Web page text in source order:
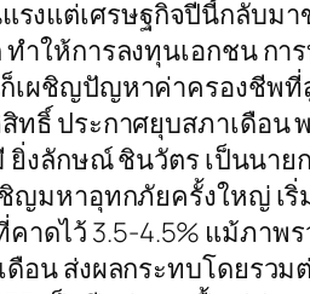
รงแต่เศรษฐกิจปีนี้กลับม
ทำให้การลงทุนเอกชน ก
เผชิญปัญหาค่าครองชีพที่
ธิ์ ประกาศยุบสภาเดือน
ยิ่งลักษณ์ ชินวัตร เป็นนาย
ชิญมหาอุทกภัยครั้งใหญ่ เ
คาดไว้ 3.5-4.5% แม้ภาพ
อน ส่งผลกระทบโดยรวม